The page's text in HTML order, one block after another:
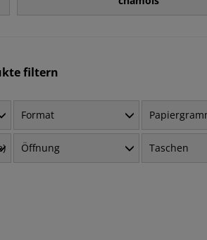
filtern
Format
Öffnung Taschen